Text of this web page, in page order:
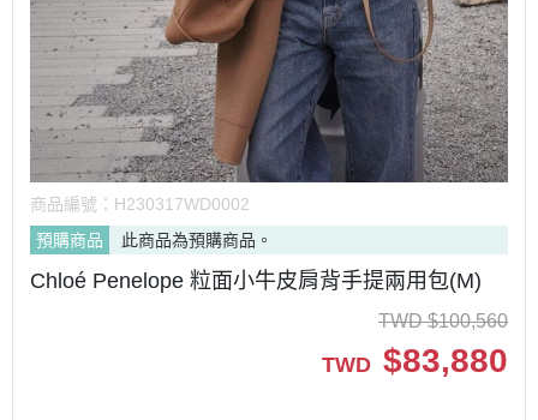
商品編號： H230317WD0002
預購商品
此商品為預購商品。
Chloé Penelope 粒面小牛皮肩背手提兩用包(M)
TWD $100,560
TWD $83,880